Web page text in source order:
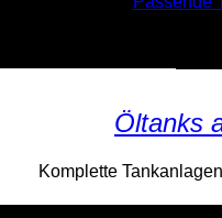
Öltanks
Komplette